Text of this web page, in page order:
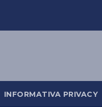
INFORMATIVA PRIVACY